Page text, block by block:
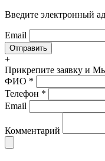
Введите электронный
Email
+
Прикрепите заявку и Мы
ФИО *
Телефон *
Email
Комментарий